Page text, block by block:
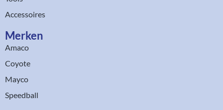
Accessoires
Merken
Amaco
Coyote
Mayco
Speedball